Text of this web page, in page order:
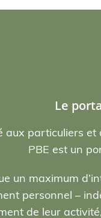
Le
aux particuliers
PBE est un
un maximum
personnel –
de leur